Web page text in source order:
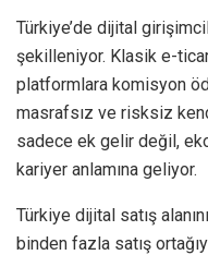
Türkiye’de dijital
şekilleniyor. Klasik e-
platformlara komisyon
masrafsız ve risksiz
sadece ek gelir değil,
kariyer anlamına geliyor.
Türkiye dijital satış
binden fazla satış